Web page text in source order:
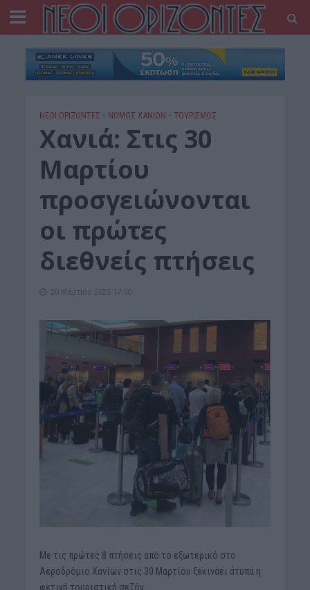
ΝΕΟΙ ΟΡΙΖΟΝΤΕΣ • ΝΟΜΌΣ ΧΑΝΊΩΝ • ΤΟΥΡΙΣΜΟΣ
Χανιά: Στις 30
Μαρτίου
προσγειώνονται
οι πρώτες
διεθνείς πτήσεις
20 Μαρτίου 2025 17:50
Με τις πρώτες 8 πτήσεις από το εξωτερικό στο
Αεροδρόµιο Χανίων στις 30 Μαρτίου ξεκινάει άτυπα η
φετινή τουριστική σεζόν.